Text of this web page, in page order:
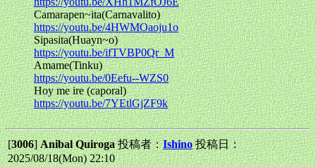
Camarapen~ita(Carnavalito)
https://youtu.be/4HWMOaoju1o
Sipasita(Huayn~o)
https://youtu.be/ifTVBP0Qr_M
Amame(Tinku)
https://youtu.be/0Eefu--WZS0
Hoy me ire (caporal)
https://youtu.be/7YEtlGjZF9k
[3006]Anibal Quiroga投稿者：Ishino 投稿日：
2025/08/18(Mon) 22:10